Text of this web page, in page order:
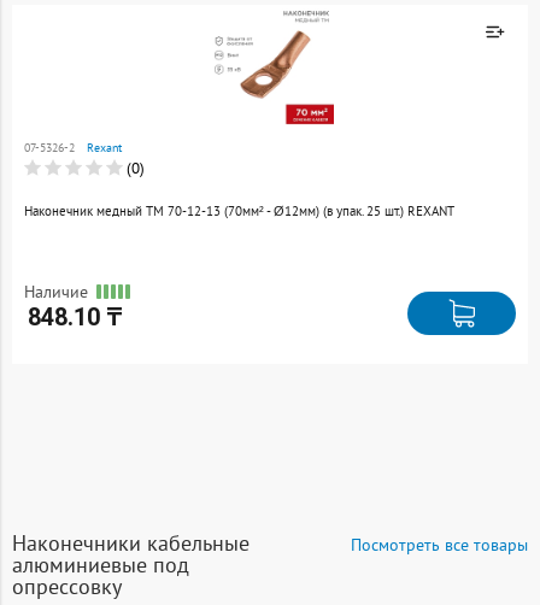
Товар добавлен к
сравнению
07-5326-2 Rexant
(0)
Наконечник медный ТМ 70-12-13 (70мм² - Ø12мм) (в упак. 25 шт.) REXANT
Наличие
848.10 ₸
Наконечники кабельные
алюминиевые под
опрессовку
Посмотреть все товары